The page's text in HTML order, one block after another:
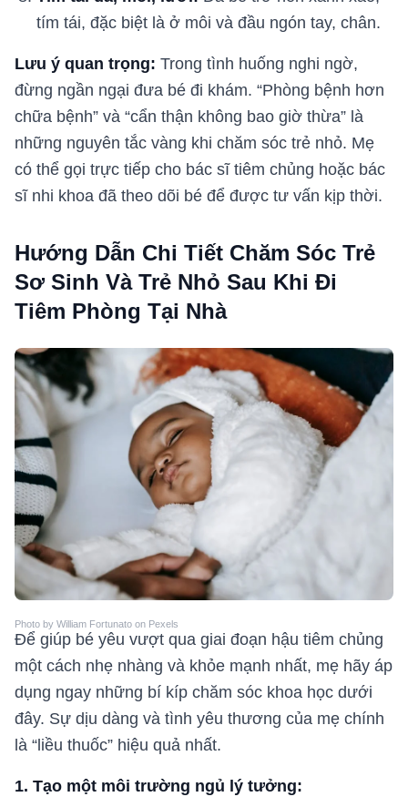
tím tái, đặc biệt là ở môi và đầu ngón tay, chân.
Lưu ý quan trọng: Trong tình huống nghi ngờ,
đừng ngần ngại đưa bé đi khám. “Phòng bệnh hơn
chữa bệnh” và “cẩn thận không bao giờ thừa” là
những nguyên tắc vàng khi chăm sóc trẻ nhỏ. Mẹ
có thể gọi trực tiếp cho bác sĩ tiêm chủng hoặc bác
sĩ nhi khoa đã theo dõi bé để được tư vấn kịp thời.
Hướng Dẫn Chi Tiết Chăm Sóc Trẻ
Sơ Sinh Và Trẻ Nhỏ Sau Khi Đi
Tiêm Phòng Tại Nhà
Photo by William Fortunato on Pexels
Để giúp bé yêu vượt qua giai đoạn hậu tiêm chủng
một cách nhẹ nhàng và khỏe mạnh nhất, mẹ hãy áp
dụng ngay những bí kíp chăm sóc khoa học dưới
đây. Sự dịu dàng và tình yêu thương của mẹ chính
là “liều thuốc” hiệu quả nhất.
1. Tạo một môi trường ngủ lý tưởng: